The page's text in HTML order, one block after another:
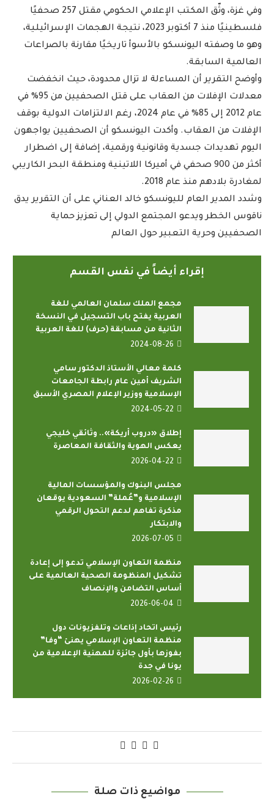
وفي غزة، وثّق المكتب الإعلامي الحكومي مقتل 257 صحفيًا
فلسطينيًا منذ 7 أكتوبر 2023، نتيجة الهجمات الإسرائيلية،
وهو ما وصفته اليونسكو بالأسوأ تاريخيًا مقارنة بالصراعات
العالمية السابقة.
وأوضح التقرير أن المساءلة لا تزال محدودة، حيث انخفضت
معدلات الإفلات من العقاب على قتل الصحفيين من 95% في
عام 2012 إلى 85% في عام 2024، رغم الالتزامات الدولية بوقف
الإفلات من العقاب. وأكدت اليونسكو أن الصحفيين يواجهون
اليوم تهديدات جسدية وقانونية ورقمية، إضافة إلى اضطرار
أكثر من 900 صحفي في أميركا اللاتينية ومنطقة البحر الكاريبي
لمغادرة بلادهم منذ عام 2018.
وشدد المدير العام لليونسكو خالد العناني على أن التقرير يدق
ناقوس الخطر ويدعو المجتمع الدولي إلى تعزيز حماية
الصحفيين وحرية التعبير حول العالم
إقراء أيضاً في نفس القسم
مجمع الملك سلمان العالمي للغة
العربية يفتح باب التسجيل في النسخة
الثانية من مسابقة (حرف) للغة العربية
2024-08-26
كلمة معالي الأستاذ الدكتور سامي
الشريف أمين عام رابطة الجامعات
الإسلامية ووزير الإعلام المصري الأسبق
2024-05-22
إطلاق «دروب أريكة».. وثائقي خليجي
يعكس الهوية والثقافة المعاصرة
2026-04-22
مجلس البنوك والمؤسسات المالية
الإسلامية و”عُملة” السعودية يوقعان
مذكرة تفاهم لدعم التحول الرقمي
والابتكار
2026-07-05
منظمة التعاون الإسلامي تدعو إلى إعادة
تشكيل المنظومة الصحية العالمية على
أساس التضامن والإنصاف
2026-06-04
رئيس اتحاد إذاعات وتلفزيونات دول
منظمة التعاون الإسلامي يهنئ “وفا”
بفوزها بأول جائزة للمهنية الإعلامية من
يونا في جدة
2026-02-26
مواضيع ذات صلة